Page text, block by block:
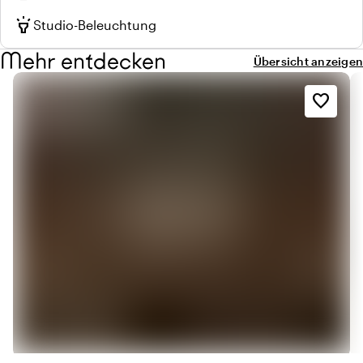
highlightStudio-Beleuchtung
Mehr entdecken Übersicht anzeigen
favorite_border